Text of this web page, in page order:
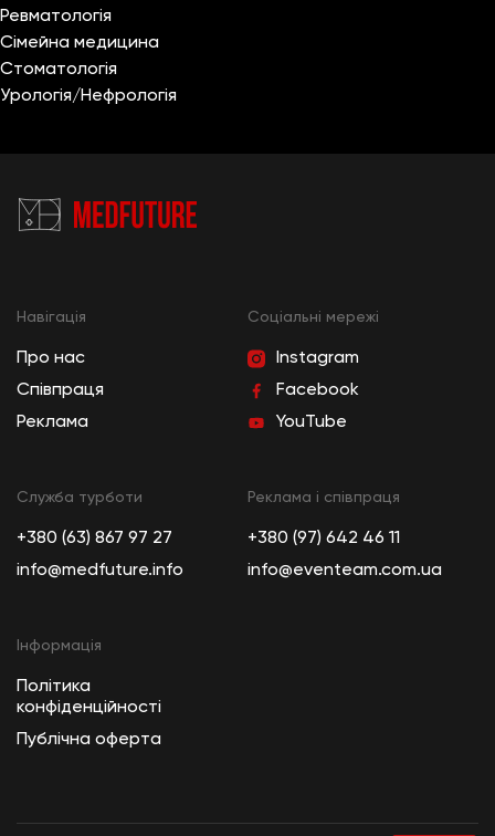
Ревматологія
Сімейна медицина
Стоматологія
Урологія/Нефрологія
Навігація
Про нас
Співпраця
Реклама
Служба турботи
+380 (63) 867 97 27
info@medfuture.info
Реклама і співпраця
+380 (97) 642 46 11
info@eventeam.com.ua
Cоціальні мережі
Instagram
Facebook
YouTube
Інформація
Політика
конфіденційності
Публічна оферта